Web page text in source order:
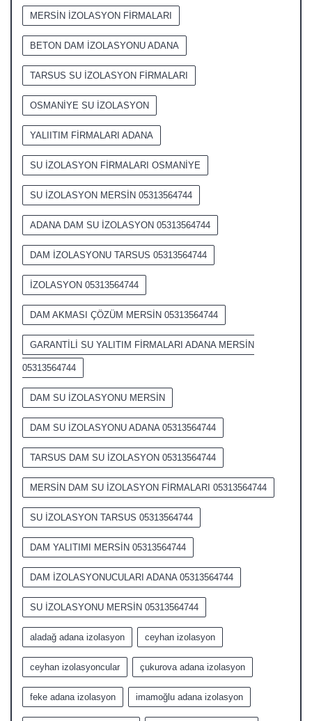
MERSİN İZOLASYON FİRMALARI
BETON DAM İZOLASYONU ADANA
TARSUS SU İZOLASYON FİRMALARI
OSMANİYE SU İZOLASYON
YALIITIM FİRMALARI ADANA
SU İZOLASYON FİRMALARI OSMANİYE
SU İZOLASYON MERSİN 05313564744
ADANA DAM SU İZOLASYON 05313564744
DAM İZOLASYONU TARSUS 05313564744
İZOLASYON 05313564744
DAM AKMASI ÇÖZÜM MERSİN 05313564744
GARANTİLİ SU YALITIM FİRMALARI ADANA MERSİN
05313564744
DAM SU İZOLASYONU MERSİN
DAM SU İZOLASYONU ADANA 05313564744
TARSUS DAM SU İZOLASYON 05313564744
MERSİN DAM SU İZOLASYON FİRMALARI 05313564744
SU İZOLASYON TARSUS 05313564744
DAM YALITIMI MERSİN 05313564744
DAM İZOLASYONUCULARI ADANA 05313564744
SU İZOLASYONU MERSİN 05313564744
aladağ adana izolasyon ceyhan izolasyon
ceyhan izolasyoncular çukurova adana izolasyon
feke adana izolasyon imamoğlu adana izolasyon